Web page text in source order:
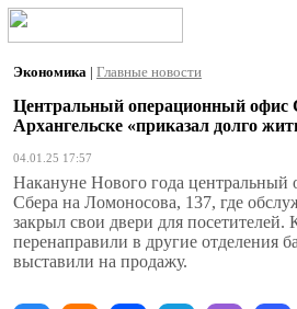
Экономика | Главные новости
Центральный операционный офис
Архангельске «приказал долго
04.01.25 17:57
Накануне Нового года
Сбера на Ломоносова, 137, где
закрыл свои двери для посетителей.
перенаправили в другие отделения
выставили на продажу.